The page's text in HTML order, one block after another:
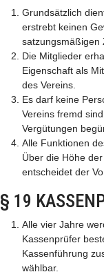
Grundsätzlich
erstrebt keinen
satzungsmäßigen
Die Mitglieder
Eigenschaft als
des Vereins.
Es darf keine
Vereins fremd
Vergütungen
Alle Funktionen
Über die Höhe
entscheidet der
§ 19
Alle vier Jahre
Kassenprüfer
Kassenführung
wählbar.